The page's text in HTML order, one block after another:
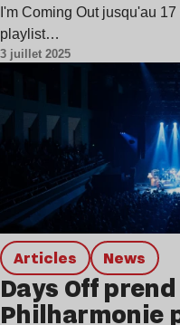
I'm Coming Out jusqu'au
playlist…
3 juillet 2025
Articles news
Days Off
Philharmonie